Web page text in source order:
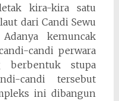
kira-kira satu
dari Candi Sewu
kemuncak
candi perwara
berbentuk stupa
candi tersebut
ini dibangun